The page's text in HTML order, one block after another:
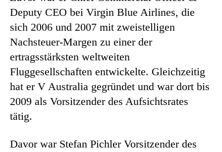
Deputy CEO bei Virgin Blue Airlines, die
sich 2006 und 2007 mit zweistelligen
Nachsteuer-Margen zu einer der
ertragsstärksten weltweiten
Fluggesellschaften entwickelte. Gleichzeitig
hat er V Australia gegründet und war dort bis
2009 als Vorsitzender des Aufsichtsrates
tätig.
Davor war Stefan Pichler Vorsitzender des